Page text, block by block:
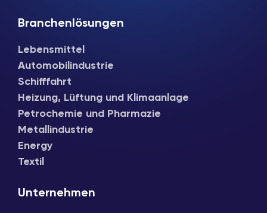
Branchenlösungen
Lebensmittel
Automobilindustrie
Schifffahrt
Heizung, Lüftung und Klimaanlage
Petrochemie und Pharmazie
Metallindustrie
Energy
Textil
Unternehmen